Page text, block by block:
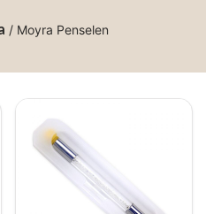
/ Moyra Penselen